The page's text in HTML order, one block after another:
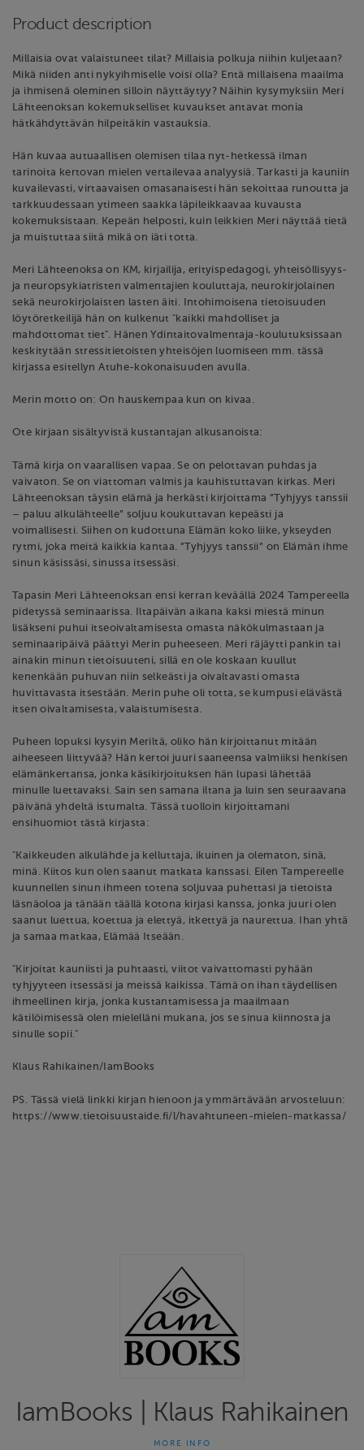
Product description
Millaisia ovat valaistuneet tilat? Millaisia polkuja niihin kuljetaan?
Mikä niiden anti nykyihmiselle voisi olla? Entä millaisena maailma
ja ihmisenä oleminen silloin näyttäytyy? Näihin kysymyksiin Meri
Lähteenoksan kokemukselliset kuvaukset antavat monia
hätkähdyttävän hilpeitäkin vastauksia.
Hän kuvaa autuaallisen olemisen tilaa nyt-hetkessä ilman
tarinoita kertovan mielen vertailevaa analyysiä. Tarkasti ja kauniin
kuvailevasti, virtaavaisen omasanaisesti hän sekoittaa runoutta ja
tarkkuudessaan ytimeen saakka läpileikkaavaa kuvausta
kokemuksistaan. Kepeän helposti, kuin leikkien Meri näyttää tietä
ja muistuttaa siitä mikä on iäti totta.
Meri Lähteenoksa on KM, kirjailija, erityispedagogi, yhteisöllisyys-
ja neuropsykiatristen valmentajien kouluttaja, neurokirjolainen
sekä neurokirjolaisten lasten äiti. Intohimoisena tietoisuuden
löytöretkeilijä hän on kulkenut "kaikki mahdolliset ja
mahdottomat tiet". Hänen Ydintaitovalmentaja-koulutuksissaan
keskitytään stressitietoisten yhteisöjen luomiseen mm. tässä
kirjassa esitellyn Atuhe-kokonaisuuden avulla.
Merin motto on: On hauskempaa kun on kivaa.
Ote kirjaan sisältyvistä kustantajan alkusanoista:
Tämä kirja on vaarallisen vapaa. Se on pelottavan puhdas ja
vaivaton. Se on viattoman valmis ja kauhistuttavan kirkas. Meri
Lähteenoksan täysin elämä ja herkästi kirjoittama ”Tyhjyys tanssii
– paluu alkulähteelle” soljuu koukuttavan kepeästi ja
voimallisesti. Siihen on kudottuna Elämän koko liike, ykseyden
rytmi, joka meitä kaikkia kantaa. ”Tyhjyys tanssii” on Elämän ihme
sinun käsissäsi, sinussa itsessäsi.
Tapasin Meri Lähteenoksan ensi kerran keväällä 2024 Tampereella
pidetyssä seminaarissa. Iltapäivän aikana kaksi miestä minun
lisäkseni puhui itseoivaltamisesta omasta näkökulmastaan ja
seminaaripäivä päättyi Merin puheeseen. Meri räjäytti pankin tai
ainakin minun tietoisuuteni, sillä en ole koskaan kuullut
kenenkään puhuvan niin selkeästi ja oivaltavasti omasta
huvittavasta itsestään. Merin puhe oli totta, se kumpusi elävästä
itsen oivaltamisesta, valaistumisesta.
Puheen lopuksi kysyin Meriltä, oliko hän kirjoittanut mitään
aiheeseen liittyvää? Hän kertoi juuri saaneensa valmiiksi henkisen
elämänkertansa, jonka käsikirjoituksen hän lupasi lähettää
minulle luettavaksi. Sain sen samana iltana ja luin sen seuraavana
päivänä yhdeltä istumalta. Tässä tuolloin kirjoittamani
ensihuomiot tästä kirjasta:
"Kaikkeuden alkulähde ja kelluttaja, ikuinen ja olematon, sinä,
minä. Kiitos kun olen saanut matkata kanssasi. Eilen Tampereelle
kuunnellen sinun ihmeen totena soljuvaa puhettasi ja tietoista
läsnäoloa ja tänään täällä kotona kirjasi kanssa, jonka juuri olen
saanut luettua, koettua ja elettyä, itkettyä ja naurettua. Ihan yhtä
ja samaa matkaa, Elämää Itseään.
"Kirjoitat kauniisti ja puhtaasti, viitot vaivattomasti pyhään
tyhjyyteen itsessäsi ja meissä kaikissa. Tämä on ihan täydellisen
ihmeellinen kirja, jonka kustantamisessa ja maailmaan
kätilöimisessä olen mielelläni mukana, jos se sinua kiinnosta ja
sinulle sopii."
Klaus Rahikainen/IamBooks
PS. Tässä vielä linkki kirjan hienoon ja ymmärtävään arvosteluun:
https://www.tietoisuustaide.fi/l/havahtuneen-mielen-matkassa/
IamBooks | Klaus Rahikainen
MORE INFO